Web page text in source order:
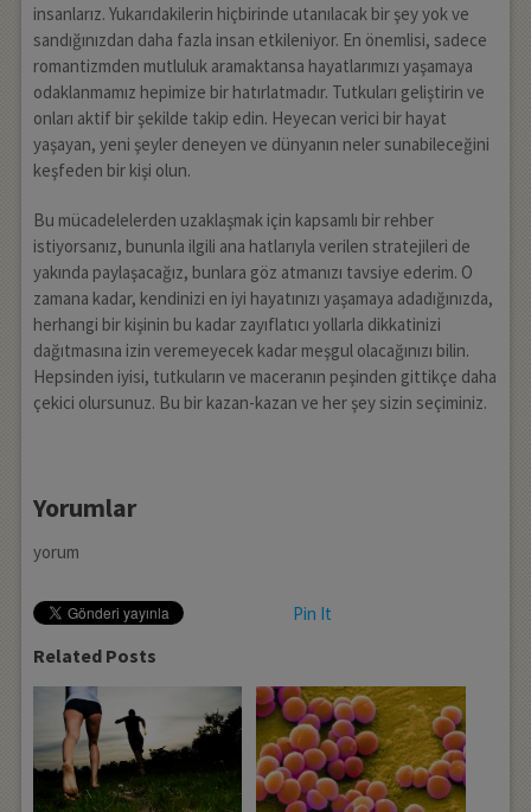
insanlarız. Yukarıdakilerin hiçbirinde utanılacak bir şey yok ve
sandığınızdan daha fazla insan etkileniyor. En önemlisi, sadece
romantizmden mutluluk aramaktansa hayatlarımızı yaşamaya
odaklanmamız hepimize bir hatırlatmadır. Tutkuları geliştirin ve
onları aktif bir şekilde takip edin. Heyecan verici bir hayat
yaşayan, yeni şeyler deneyen ve dünyanın neler sunabileceğini
keşfeden bir kişi olun.
Bu mücadelelerden uzaklaşmak için kapsamlı bir rehber
istiyorsanız, bununla ilgili ana hatlarıyla verilen stratejileri de
yakında paylaşacağız, bunlara göz atmanızı tavsiye ederim. O
zamana kadar, kendinizi en iyi hayatınızı yaşamaya adadığınızda,
herhangi bir kişinin bu kadar zayıflatıcı yollarla dikkatinizi
dağıtmasına izin veremeyecek kadar meşgul olacağınızı bilin.
Hepsinden iyisi, tutkuların ve maceranın peşinden gittikçe daha
çekici olursunuz. Bu bir kazan-kazan ve her şey sizin seçiminiz.
Yorumlar
yorum
Pin It
Related Posts